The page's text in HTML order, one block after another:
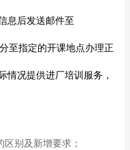
息后发送邮件至
至指定的开课地点办理正
情况提供进厂培训服务，
别及新增要求；